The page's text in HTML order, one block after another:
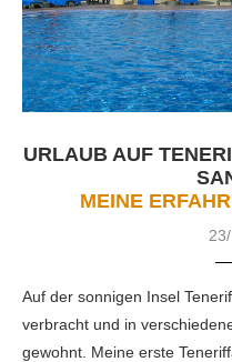
URLAUB AUF
MEINE
Auf der sonnigen Insel
verbracht und in
gewohnt. Meine erste